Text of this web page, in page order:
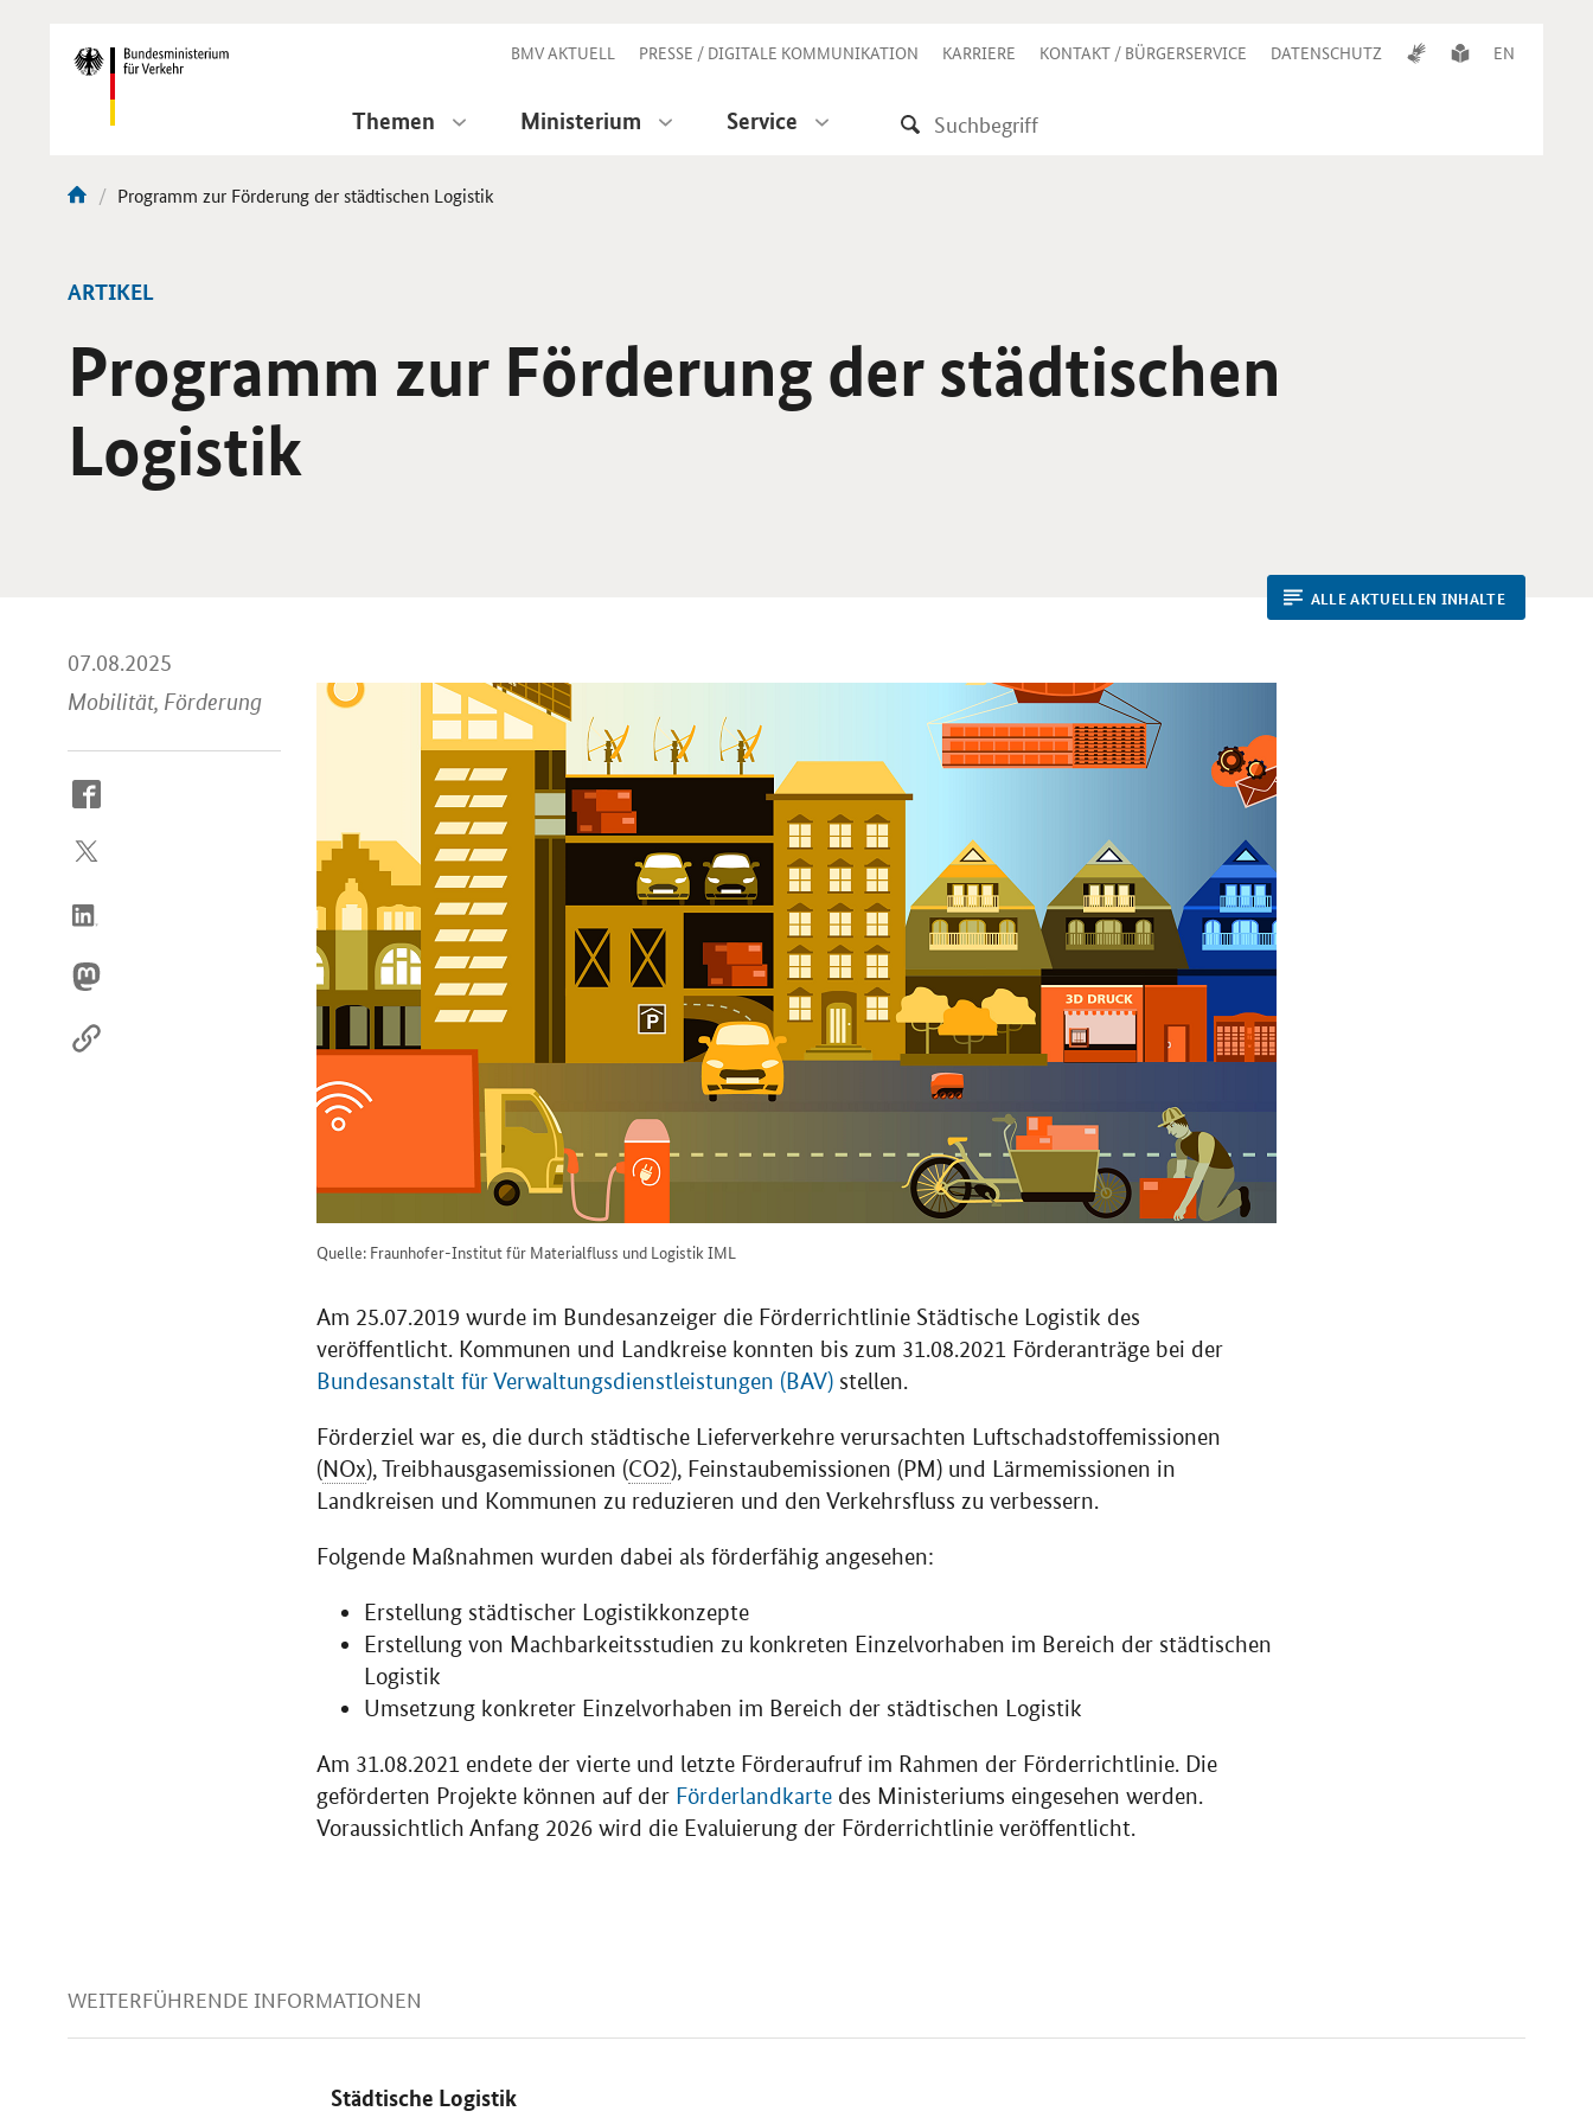
Navigation BMV AKTUELL PRESSE / DIGITALE KOMMUNIKATION KARRIERE KONTAKT / BÜRGERSERVICE DATENSCHUTZ EN
Themen Ministerium Service
Aktuelle
Programm zur Förderung der städtischen Logistik
ARTIKEL
Programm zur Förderung der städtischen
Logistik
ALLE AKTUELLEN INHALTE
07.08.2025
Mobilität, Förderung
So
Sie
Internet
Quelle: Fraunhofer-Institut für Materialfluss und Logistik IML
Am 25.07.2019 wurde im Bundesanzeiger die Förderrichtlinie Städtische Logistik des
veröffentlicht. Kommunen und Landkreise konnten bis zum 31.08.2021 Förderanträge bei der
Bundesanstalt für Verwaltungsdienstleistungen (BAV) stellen.
Förderziel war es, die durch städtische Lieferverkehre verursachten Luftschadstoffemissionen
(NOx), Treibhausgasemissionen (CO2), Feinstaubemissionen (PM) und Lärmemissionen in
Landkreisen und Kommunen zu reduzieren und den Verkehrsfluss zu verbessern.
Folgende Maßnahmen wurden dabei als förderfähig angesehen:
Erstellung städtischer Logistikkonzepte
Erstellung von Machbarkeitsstudien zu konkreten Einzelvorhaben im Bereich der städtischen
Logistik
Umsetzung konkreter Einzelvorhaben im Bereich der städtischen Logistik
Am 31.08.2021 endete der vierte und letzte Förderaufruf im Rahmen der Förderrichtlinie. Die
geförderten Projekte können auf der Förderlandkarte des Ministeriums eingesehen werden.
Voraussichtlich Anfang 2026 wird die Evaluierung der Förderrichtlinie veröffentlicht.
WEITERFÜHRENDE INFORMATIONEN
Städtische Logistik